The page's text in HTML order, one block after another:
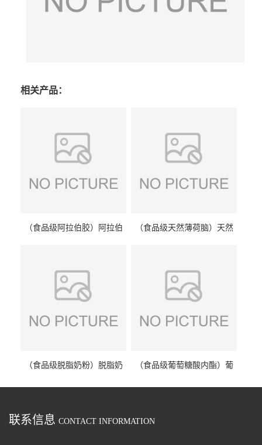
相关产品：
（食品级阿拉伯胶）阿拉伯
（食品级天然薄荷脑）天然
（食品级脱脂奶粉）脱脂奶
（食品级葡萄糖酸内酯）葡
联系信息 CONTACT INFORMATION